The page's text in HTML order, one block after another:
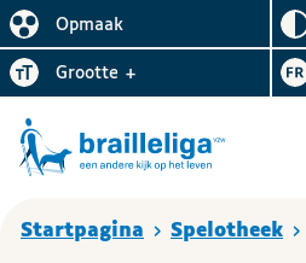
Opmaak
De lay-out vereenvoudigen
Letter
grootte vergroten
+
Je bent hier
Startpagina Spelotheek